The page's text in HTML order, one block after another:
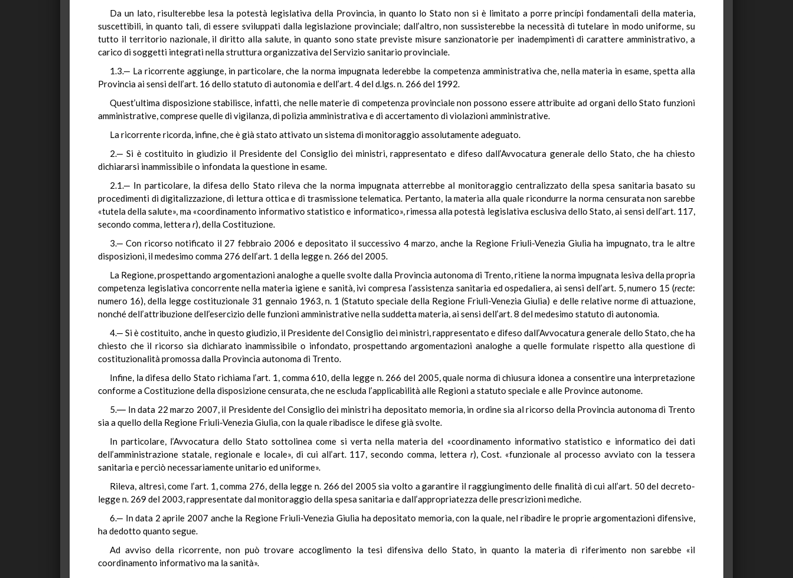
Da un lato, risulterebbe lesa la potestà legislativa della Provincia, in quanto lo Stato non si è limitato a porre princípi fondamentali della materia,
suscettibili, in quanto tali, di essere sviluppati dalla legislazione provinciale; dall’altro, non sussisterebbe la necessità di tutelare in modo uniforme, su
tutto il territorio nazionale, il diritto alla salute, in quanto sono state previste misure sanzionatorie per inadempimenti di carattere amministrativo, a
carico di soggetti integrati nella struttura organizzativa del Servizio sanitario provinciale.
1.3.— La ricorrente aggiunge, in particolare, che la norma impugnata lederebbe la competenza amministrativa che, nella materia in esame, spetta alla
Provincia ai sensi dell’art. 16 dello statuto di autonomia e dell’art. 4 del d.lgs. n. 266 del 1992.
Quest’ultima disposizione stabilisce, infatti, che nelle materie di competenza provinciale non possono essere attribuite ad organi dello Stato funzioni
amministrative, comprese quelle di vigilanza, di polizia amministrativa e di accertamento di violazioni amministrative.
La ricorrente ricorda, infine, che è già stato attivato un sistema di monitoraggio assolutamente adeguato.
2.— Si è costituito in giudizio il Presidente del Consiglio dei ministri, rappresentato e difeso dall’Avvocatura generale dello Stato, che ha chiesto
dichiararsi inammissibile o infondata la questione in esame.
2.1.— In particolare, la difesa dello Stato rileva che la norma impugnata atterrebbe al monitoraggio centralizzato della spesa sanitaria basato su
procedimenti di digitalizzazione, di lettura ottica e di trasmissione telematica. Pertanto, la materia alla quale ricondurre la norma censurata non sarebbe
«tutela della salute», ma «coordinamento informativo statistico e informatico», rimessa alla potestà legislativa esclusiva dello Stato, ai sensi dell’art. 117,
secondo comma, letterar), della Costituzione.
3.— Con ricorso notificato il 27 febbraio 2006 e depositato il successivo 4 marzo, anche la Regione Friuli-Venezia Giulia ha impugnato, tra le altre
disposizioni, il medesimo comma 276 dell’art. 1 della legge n. 266 del 2005.
La Regione, prospettando argomentazioni analoghe a quelle svolte dalla Provincia autonoma di Trento, ritiene la norma impugnata lesiva della propria
competenza legislativa concorrente nella materia igiene e sanità, ivi compresa l’assistenza sanitaria ed ospedaliera, ai sensi dell’art. 5, numero 15 (recte:
numero 16), della legge costituzionale 31 gennaio 1963, n. 1 (Statuto speciale della Regione Friuli-Venezia Giulia) e delle relative norme di attuazione,
nonché dell’attribuzione dell’esercizio delle funzioni amministrative nella suddetta materia, ai sensi dell’art. 8 del medesimo statuto di autonomia.
4.— Si è costituito, anche in questo giudizio, il Presidente del Consiglio dei ministri, rappresentato e difeso dall’Avvocatura generale dello Stato, che ha
chiesto che il ricorso sia dichiarato inammissibile o infondato, prospettando argomentazioni analoghe a quelle formulate rispetto alla questione di
costituzionalità promossa dalla Provincia autonoma di Trento.
Infine, la difesa dello Stato richiama l’art. 1, comma 610, della legge n. 266 del 2005, quale norma di chiusura idonea a consentire una interpretazione
conforme a Costituzione della disposizione censurata, che ne escluda l’applicabilità alle Regioni a statuto speciale e alle Province autonome.
5.― In data 22 marzo 2007, il Presidente del Consiglio dei ministri ha depositato memoria, in ordine sia al ricorso della Provincia autonoma di Trento
sia a quello della Regione Friuli-Venezia Giulia, con la quale ribadisce le difese già svolte.
In particolare, l’Avvocatura dello Stato sottolinea come si verta nella materia del «coordinamento informativo statistico e informatico dei dati
dell’amministrazione statale, regionale e locale», di cui all’art. 117, secondo comma, lettera r), Cost. «funzionale al processo avviato con la tessera
sanitaria e perciò necessariamente unitario ed uniforme».
Rileva, altresì, come l’art. 1, comma 276, della legge n. 266 del 2005 sia volto a garantire il raggiungimento delle finalità di cui all’art. 50 del decreto-
legge n. 269 del 2003, rappresentate dal monitoraggio della spesa sanitaria e dall’appropriatezza delle prescrizioni mediche.
6.— In data 2 aprile 2007 anche la Regione Friuli-Venezia Giulia ha depositato memoria, con la quale, nel ribadire le proprie argomentazioni difensive,
ha dedotto quanto segue.
Ad avviso della ricorrente, non può trovare accoglimento la tesi difensiva dello Stato, in quanto la materia di riferimento non sarebbe «il
coordinamento informativo ma la sanità».